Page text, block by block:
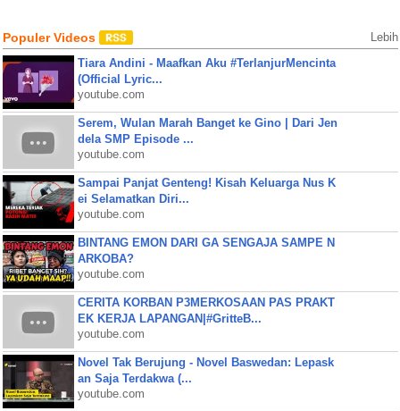
Populer Videos Lebih
Tiara Andini - Maafkan Aku #TerlanjurMencinta
(Official Lyric...
youtube.com
Serem, Wulan Marah Banget ke Gino | Dari Jen
dela SMP Episode ...
youtube.com
Sampai Panjat Genteng! Kisah Keluarga Nus K
ei Selamatkan Diri...
youtube.com
BINTANG EMON DARI GA SENGAJA SAMPE N
ARKOBA?
youtube.com
CERITA KORBAN P3MERKOSAAN PAS PRAKT
EK KERJA LAPANGAN|#GritteB...
youtube.com
Novel Tak Berujung - Novel Baswedan: Lepask
an Saja Terdakwa (...
youtube.com